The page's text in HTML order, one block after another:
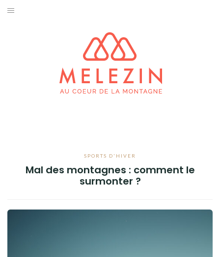
Aller
SPORTS D'HIVER
Mal des montagnes : comment le
surmonter ?
SPORTS D’HIVER
BIVOUAC